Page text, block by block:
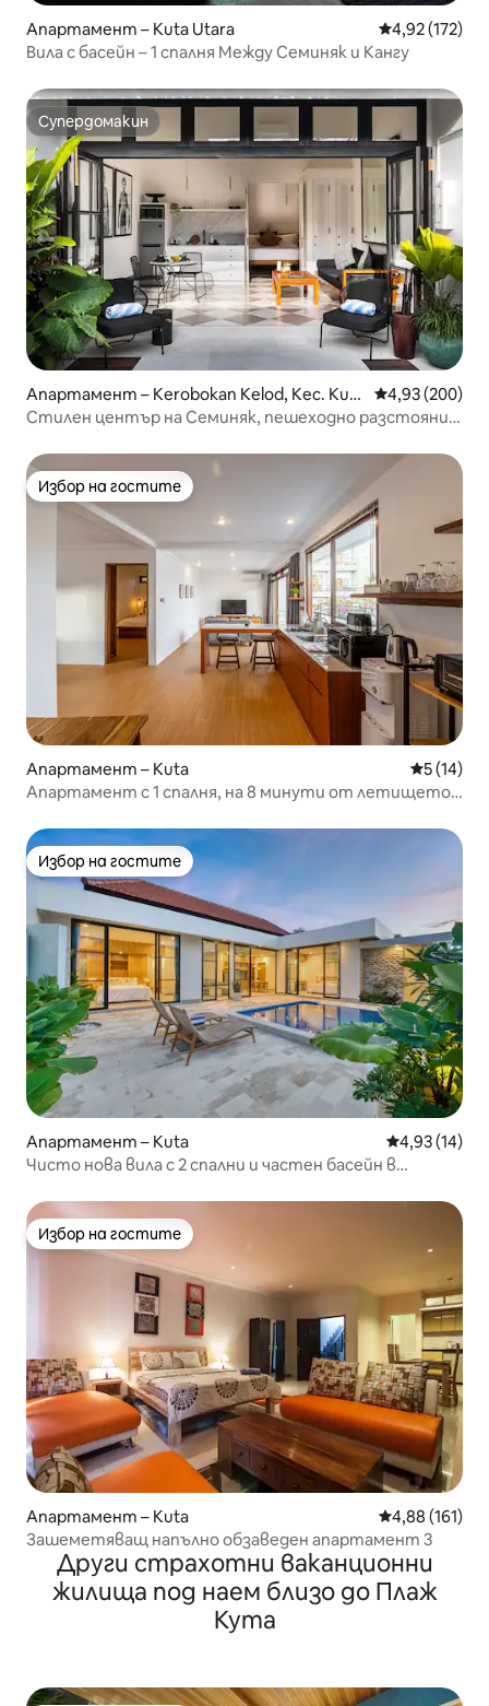
Апартамент – Kuta Utara Средна
4,92 (172)
Вила с басейн – 1 спалня Между Семиняк и Кангу
Супердомакин
Супердомакин
Апартамент – Kerobokan Kelod, Kec. Kuta
Utara, Kabupaten Badung
Средна
4,93 (200)
Стилен център на Семиняк, пешеходно разстояние
Избор на гостите
Избор на гостите
Апартамент – Kuta Средна
5 (14)
Апартамент с 1 спалня, на 8 минути от летището,
Избор на гостите
Избор на гостите
Апартамент – Kuta Средна
4,93 (14)
Чисто нова вила с 2 спални и частен басейн в
Избор на гостите
Избор на гостите
Апартамент – Kuta Средна
4,88 (161)
Зашеметяващ напълно обзаведен апартамент 3
Други страхотни ваканционни
жилища под наем близо до Плаж
Кута